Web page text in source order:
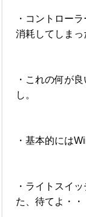
・コントロー
消耗してしまっ
・これの何が
し。
・基本的には
・ライトスイ
た、待てよ・・